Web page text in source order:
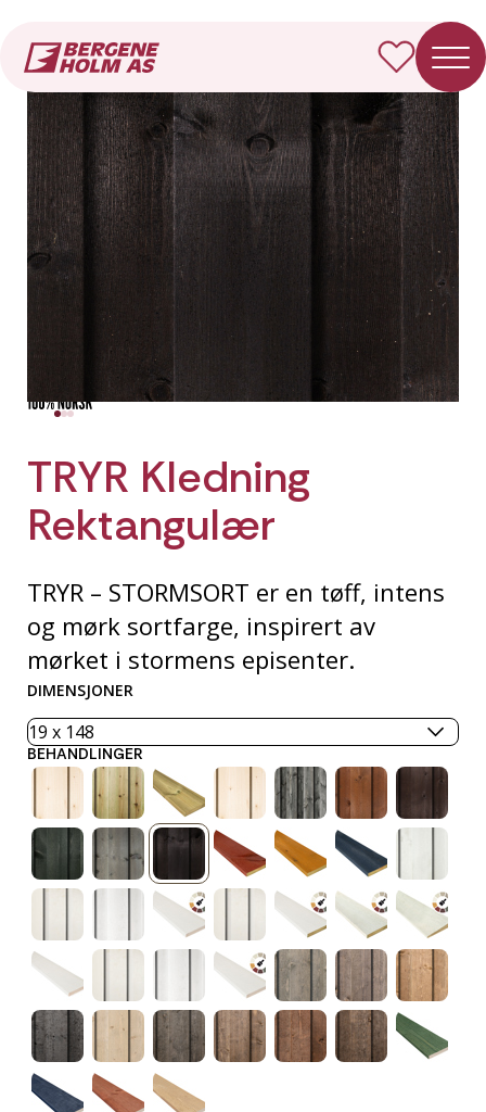
TRYR Kledning
Rektangulær
TRYR – STORMSORT er en tøff, intens
og mørk sortfarge, inspirert av
mørket i stormens episenter.
DIMENSJONER
BEHANDLINGER